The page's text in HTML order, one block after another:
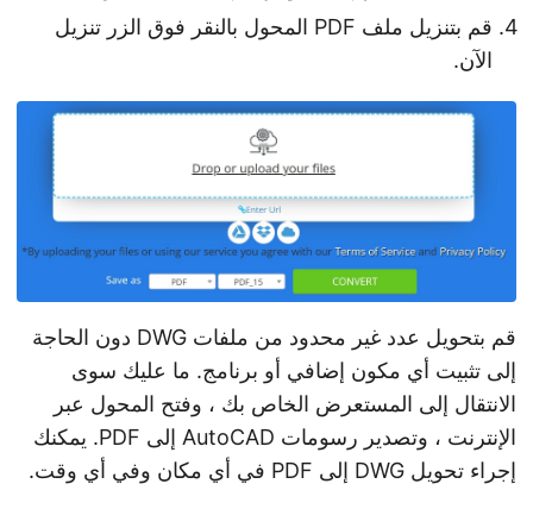
قم بتنزيل ملف PDF المحول بالنقر فوق الزر تنزيل
الآن.
قم بتحويل عدد غير محدود من ملفات DWG دون الحاجة
إلى تثبيت أي مكون إضافي أو برنامج. ما عليك سوى
الانتقال إلى المستعرض الخاص بك ، وفتح المحول عبر
الإنترنت ، وتصدير رسومات AutoCAD إلى PDF. يمكنك
إجراء تحويل DWG إلى PDF في أي مكان وفي أي وقت.